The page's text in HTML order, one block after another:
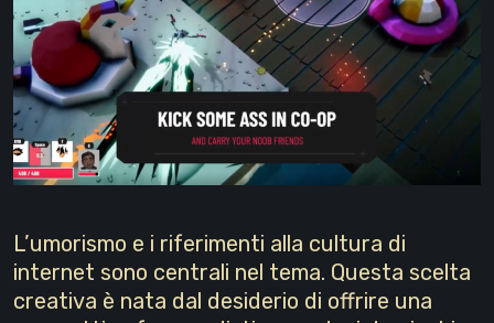
L’umorismo e i riferimenti alla cultura di
internet sono centrali nel tema. Questa scelta
creativa è nata dal desiderio di offrire una